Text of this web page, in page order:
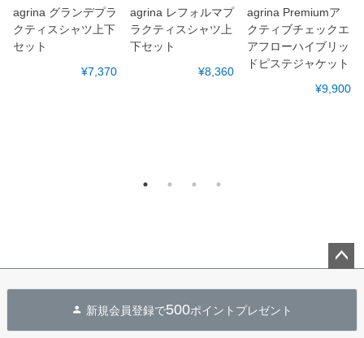
agrina グランデプラ
クティスシャツ上下
セット
¥7,370
agrina レフォルマプ
ラクティスシャツ上
下セット
¥8,360
agrina Premiumア
クティブチェックエ
アフローハイブリッ
ドピステジャケット
¥9,900
へ
新規会員登録で500ポイントプレゼント